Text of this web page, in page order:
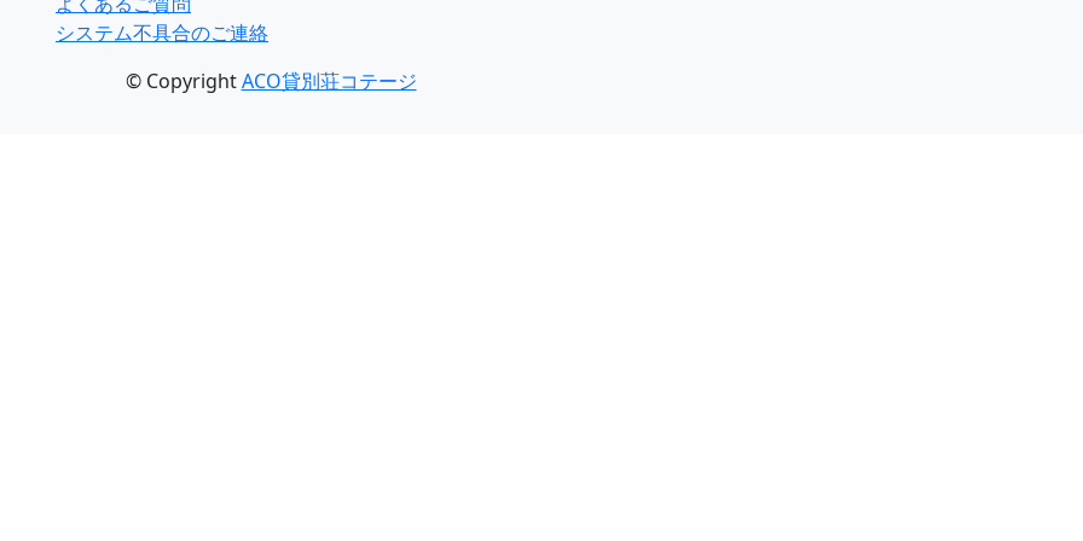
システム不具合のご連絡
© CopyrightACO貸別荘コテージ